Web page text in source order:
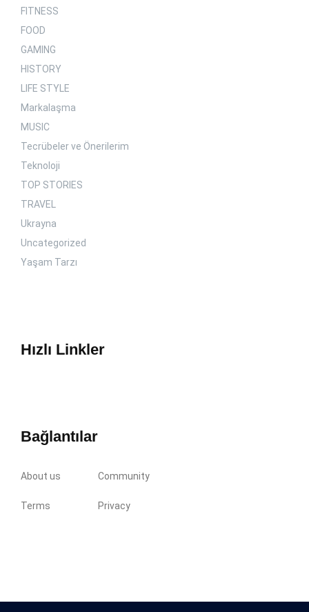
FITNESS
FOOD
GAMING
HISTORY
LIFE STYLE
Markalaşma
MUSIC
Tecrübeler ve Önerilerim
Teknoloji
TOP STORIES
TRAVEL
Ukrayna
Uncategorized
Yaşam Tarzı
Hızlı Linkler
Bağlantılar
About us Community
Terms Privacy